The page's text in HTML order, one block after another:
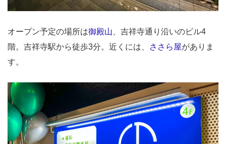
オープン予定の場所は御殿山 、吉祥寺通り沿いのビル4
階。吉祥寺駅から徒歩3分。近くには、
ささら屋がありま
す。